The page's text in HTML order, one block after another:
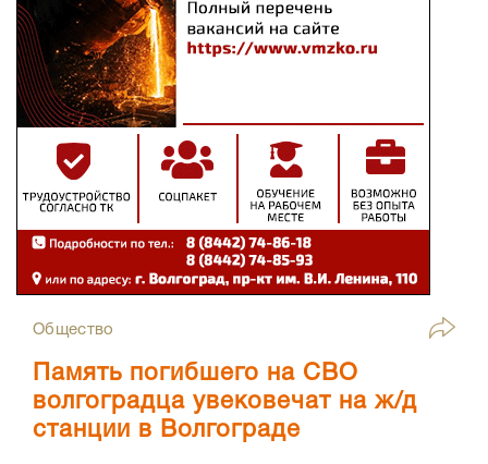
Общество
Память погибшего на СВО
волгоградца увековечат на ж/д
станции в Волгограде